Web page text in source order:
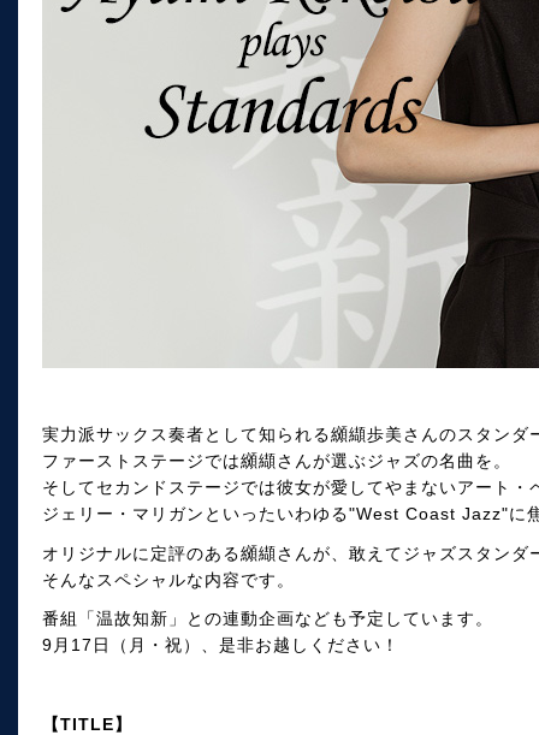
実力派サックス奏者として知られる纐纈歩美さんのスタン
ファーストステージでは纐纈さんが選ぶジャズの名曲を。
そしてセカンドステージでは彼女が愛してやまないアート
ジェリー・マリガンといったいわゆる"West Coast Jazz"に
オリジナルに定評のある纐纈さんが、敢えてジャズスタンダ
そんなスペシャルな内容です。
番組「温故知新」との連動企画なども予定しています。
9月17日（月・祝）、是非お越しください！
【TITLE】